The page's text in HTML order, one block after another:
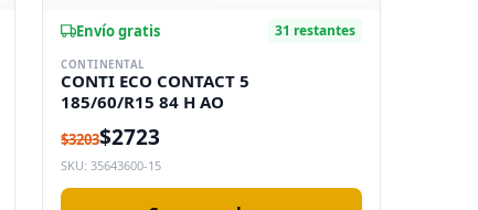
Envío gratis 31 restantes
CONTINENTAL
CONTI ECO CONTACT 5
185/60/R15 84 H AO
$3203$2723
SKU: 35643600-15